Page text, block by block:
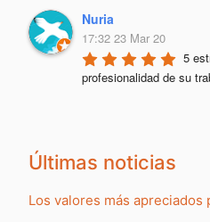
Nuria
17:32 23 Mar 20
5
profesionalidad de su
Últimas noticias
Los valores más